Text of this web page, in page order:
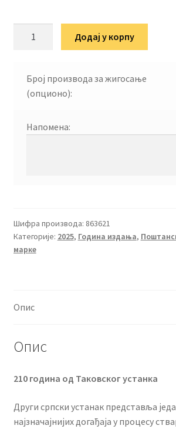
количина
Додај у корпу
Број производа за жигосање
(опционо):
Напомена:
Шифра производа: 863621
Категорије: 2025, Година издања,
марке
Опис
Опис
210 година од Таковског устанка
Други српски устанак представља
најзначајнијих догађаја у процесу